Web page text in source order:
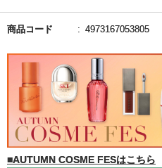
商品コード 4973167053805
■AUTUMN COSME FESはこちら